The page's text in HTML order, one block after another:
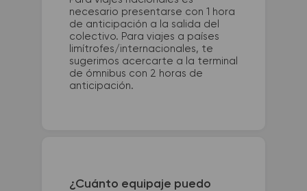
necesario presentarse con 1 hora
de anticipación a la salida del
colectivo. Para viajes a países
limítrofes/internacionales, te
sugerimos acercarte a la terminal
de ómnibus con 2 horas de
anticipación.
¿Cuánto equipaje puedo